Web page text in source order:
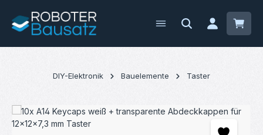
Zum Hauptinhalt springen
DIY-Elektronik Bauelemente Taster
Bildergalerie überspringen